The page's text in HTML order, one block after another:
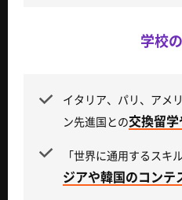
学校
イタリア、パリ、アメ
ン先進国との交換留
「世界に通用するスキ
ジアや韓国のコンテ